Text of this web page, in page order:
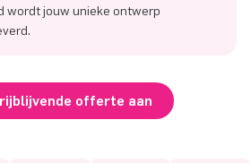
wordt jouw unieke ontwerp
offerte aan